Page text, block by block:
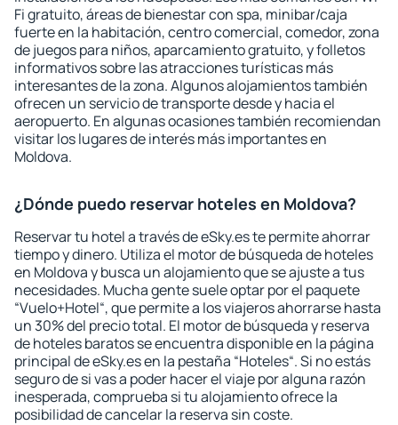
Fi gratuito, áreas de bienestar con spa, minibar/caja
fuerte en la habitación, centro comercial, comedor, zona
de juegos para niños, aparcamiento gratuito, y folletos
informativos sobre las atracciones turísticas más
interesantes de la zona. Algunos alojamientos también
ofrecen un servicio de transporte desde y hacia el
aeropuerto. En algunas ocasiones también recomiendan
visitar los lugares de interés más importantes en
Moldova.
¿Dónde puedo reservar hoteles en Moldova?
Reservar tu hotel a través de eSky.es te permite ahorrar
tiempo y dinero. Utiliza el motor de búsqueda de hoteles
en Moldova y busca un alojamiento que se ajuste a tus
necesidades. Mucha gente suele optar por el paquete
“Vuelo+Hotel“, que permite a los viajeros ahorrarse hasta
un 30% del precio total. El motor de búsqueda y reserva
de hoteles baratos se encuentra disponible en la página
principal de eSky.es en la pestaña “Hoteles“. Si no estás
seguro de si vas a poder hacer el viaje por alguna razón
inesperada, comprueba si tu alojamiento ofrece la
posibilidad de cancelar la reserva sin coste.